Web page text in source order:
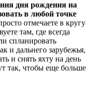
дня рождения на
в любой точке
отмечаете в кругу
там, где всегда
спланировать
и дальнего зарубежья,
и снять яхту на день
так, чтобы еще больше